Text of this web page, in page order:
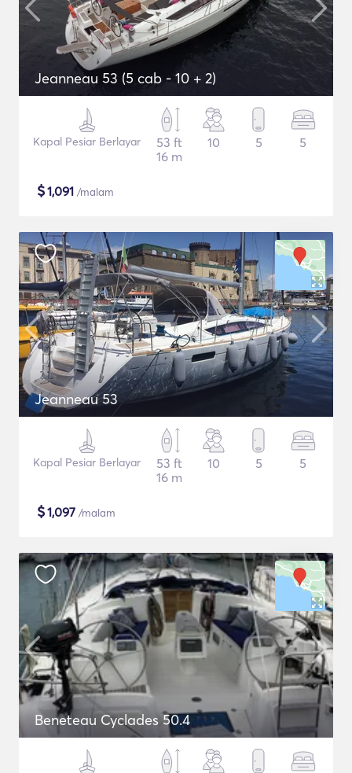
Jeanneau 53 (5 cab - 10 + 2)
Kapal Pesiar Berlayar
53 ft
16 m
10 5 5
$1,091 /malam
Jeanneau 53
Kapal Pesiar Berlayar
53 ft
16 m
10 5 5
$1,097 /malam
Beneteau Cyclades 50.4